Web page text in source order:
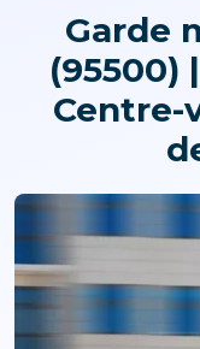
Garde
(95500)
Centre-